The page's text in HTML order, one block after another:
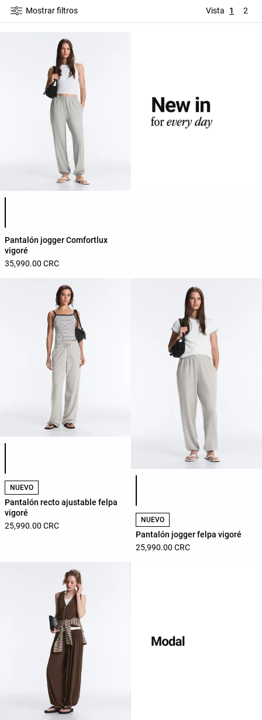
Mostrar filtros Vista 1 2
Pantalón jogger Comfortlux
vigoré
35,990.00 CRC
NUEVO
Pantalón recto ajustable felpa
vigoré
25,990.00 CRC
NUEVO
Pantalón jogger felpa vigoré
25,990.00 CRC